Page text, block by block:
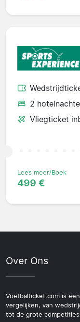
2
Vliegticket
Lees meer/Boek
499 €
Over Ons
Voetbalticket.com is
vergelijken, van
tot de grote competities